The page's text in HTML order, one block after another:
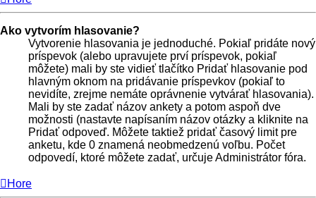
Ako vytvorím hlasovanie?
Vytvorenie hlasovania je jednoduché. Pokiaľ pridáte nový
príspevok (alebo upravujete prví príspevok, pokiaľ
môžete) mali by ste vidieť tlačítko Pridať hlasovanie pod
hlavným oknom na pridávanie príspevkov (pokiaľ to
nevidíte, zrejme nemáte oprávnenie vytvárať hlasovania).
Mali by ste zadať názov ankety a potom aspoň dve
možnosti (nastavte napísaním názov otázky a kliknite na
Pridať odpoveď. Môžete taktiež pridať časový limit pre
anketu, kde 0 znamená neobmedzenú voľbu. Počet
odpovedí, ktoré môžete zadať, určuje Administrátor fóra.
Hore